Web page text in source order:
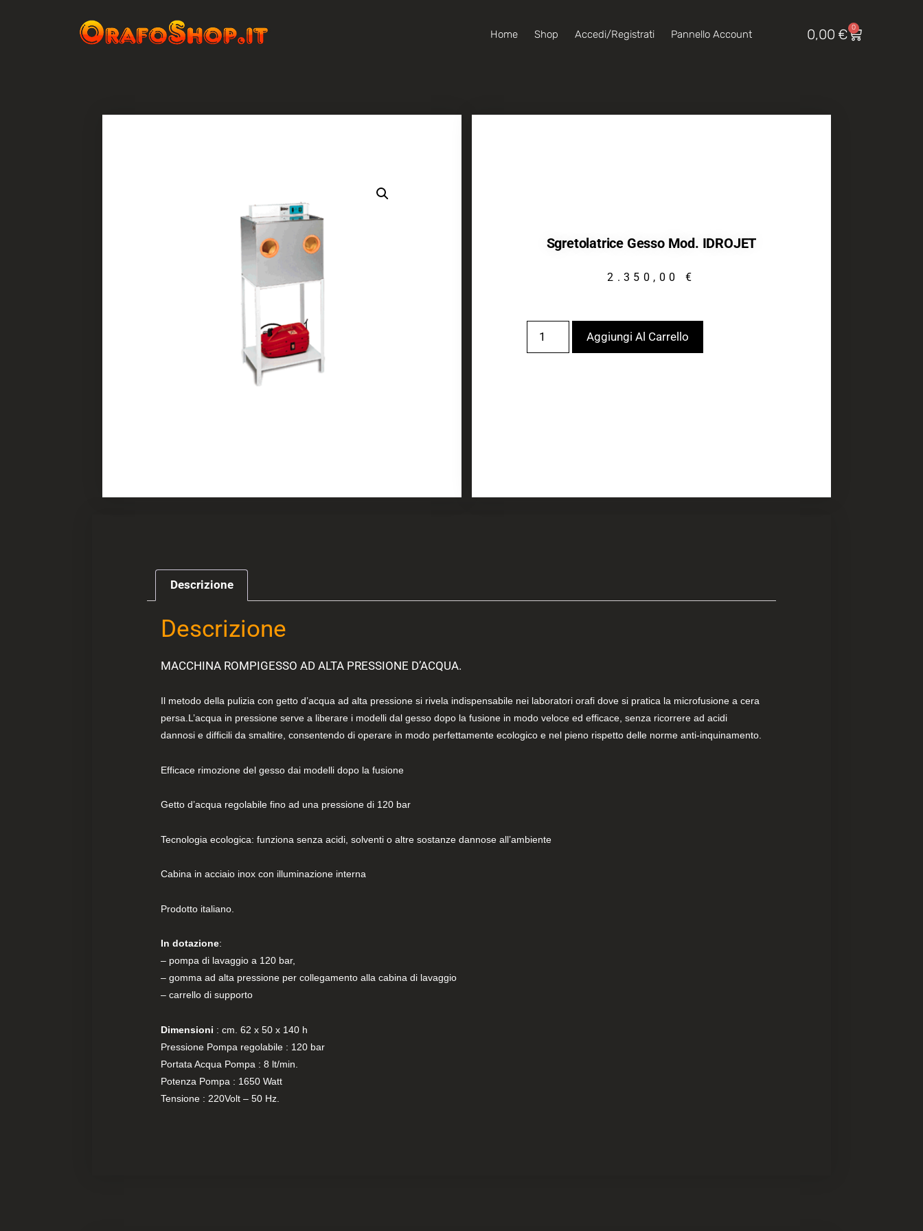
Home Shop Accedi/Registrati Pannello Account 0,00 € 0
Sgretolatrice Gesso Mod. IDROJET
2.350,00 €
Aggiungi Al Carrello
Descrizione
Descrizione
MACCHINA ROMPIGESSO AD ALTA PRESSIONE D’ACQUA.
Il metodo della pulizia con getto d’acqua ad alta pressione si rivela indispensabile nei laboratori orafi dove si pratica la microfusione a cera
persa.L’acqua in pressione serve a liberare i modelli dal gesso dopo la fusione in modo veloce ed efficace, senza ricorrere ad acidi
dannosi e difficili da smaltire, consentendo di operare in modo perfettamente ecologico e nel pieno rispetto delle norme anti-inquinamento.
Efficace rimozione del gesso dai modelli dopo la fusione
Getto d’acqua regolabile fino ad una pressione di 120 bar
Tecnologia ecologica: funziona senza acidi, solventi o altre sostanze dannose all’ambiente
Cabina in acciaio inox con illuminazione interna
Prodotto italiano.
In dotazione:
– pompa di lavaggio a 120 bar,
– gomma ad alta pressione per collegamento alla cabina di lavaggio
– carrello di supporto
Dimensioni : cm. 62 x 50 x 140 h
Pressione Pompa regolabile : 120 bar
Portata Acqua Pompa : 8 lt/min.
Potenza Pompa : 1650 Watt
Tensione : 220Volt – 50 Hz.